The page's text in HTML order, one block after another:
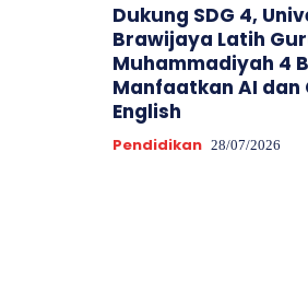
Dukung SDG 4,
Brawijaya Latih
Muhammadiyah 4
Manfaatkan AI dan
English
Pendidikan 28/07/2026